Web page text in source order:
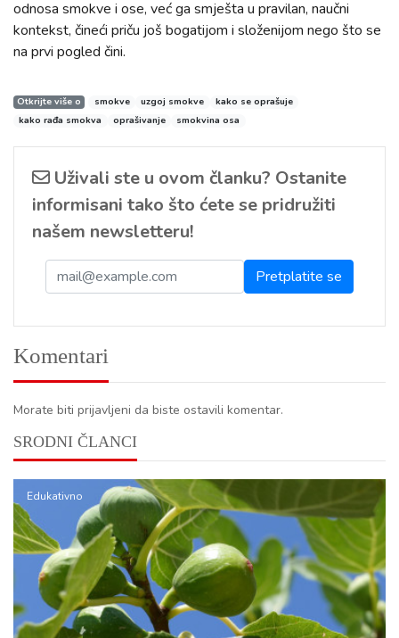
odnosa smokve i ose, već ga smješta u pravilan, naučni
kontekst, čineći priču još bogatijom i složenijom nego što se
na prvi pogled čini.
Otkrijte više o smokve uzgoj smokve
kako se oprašuje
kako rađa smokva
oprašivanje smokvina osa
Uživali ste u ovom članku? Ostanite
informisani tako što ćete se pridružiti
našem newsletteru!
Komentari
Morate biti prijavljeni da biste ostavili komentar.
SRODNI ČLANCI
Edukativno